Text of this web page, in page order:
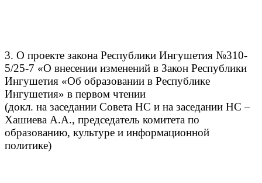
3. О проекте закона Республики Ингушетия №310-
5/25-7 «О внесении изменений в Закон Республики
Ингушетия «Об образовании в Республике
Ингушетия» в первом чтении
(докл. на заседании Совета НС и на заседании НС –
Хашиева А.А., председатель комитета по
образованию, культуре и информационной
политике)